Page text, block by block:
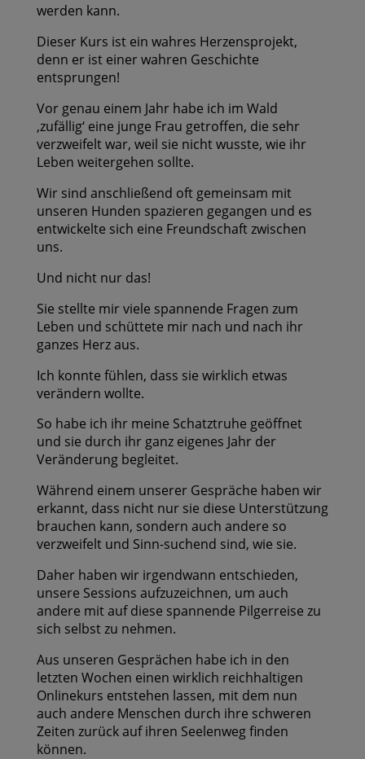
werden kann.
Dieser Kurs ist ein wahres Herzensprojekt,
denn er ist einer wahren Geschichte
entsprungen!
Vor genau einem Jahr habe ich im Wald
‚zufällig‘ eine junge Frau getroffen, die sehr
verzweifelt war, weil sie nicht wusste, wie ihr
Leben weitergehen sollte.
Wir sind anschließend oft gemeinsam mit
unseren Hunden spazieren gegangen und es
entwickelte sich eine Freundschaft zwischen
uns.
Und nicht nur das!
Sie stellte mir viele spannende Fragen zum
Leben und schüttete mir nach und nach ihr
ganzes Herz aus.
Ich konnte fühlen, dass sie wirklich etwas
verändern wollte.
So habe ich ihr meine Schatztruhe geöffnet
und sie durch ihr ganz eigenes Jahr der
Veränderung begleitet.
Während einem unserer Gespräche haben wir
erkannt, dass nicht nur sie diese Unterstützung
brauchen kann, sondern auch andere so
verzweifelt und Sinn-suchend sind, wie sie.
Daher haben wir irgendwann entschieden,
unsere Sessions aufzuzeichnen, um auch
andere mit auf diese spannende Pilgerreise zu
sich selbst zu nehmen.
Aus unseren Gesprächen habe ich in den
letzten Wochen einen wirklich reichhaltigen
Onlinekurs entstehen lassen, mit dem nun
auch andere Menschen durch ihre schweren
Zeiten zurück auf ihren Seelenweg finden
können.